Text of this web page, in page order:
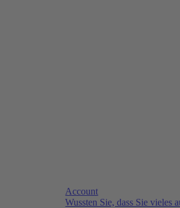
Account
Wussten Sie, dass Sie vieles